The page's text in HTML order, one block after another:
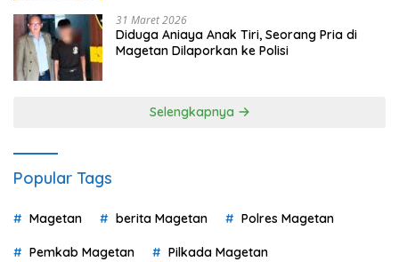
31 Maret 2026
Diduga Aniaya Anak Tiri, Seorang Pria di
Magetan Dilaporkan ke Polisi
Selengkapnya
Popular Tags
Magetan berita Magetan Polres Magetan
Pemkab Magetan Pilkada Magetan